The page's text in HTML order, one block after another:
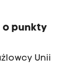
o punkty
Unii